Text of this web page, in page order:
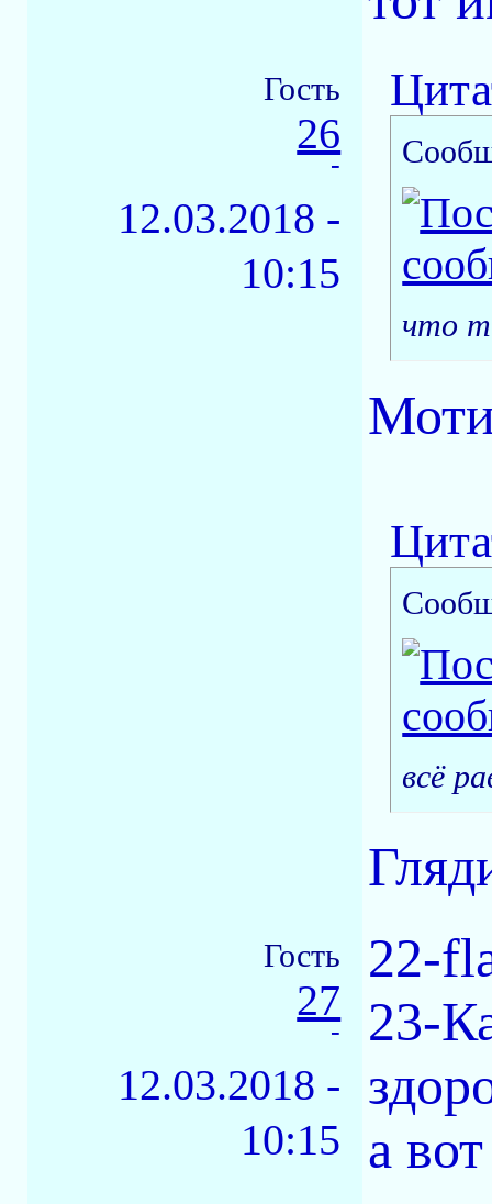
Гость
26
-
12.03.2018 -
10:15
что
всё
Гость
27
-
12.03.2018 -
10:15
22-
23-
а